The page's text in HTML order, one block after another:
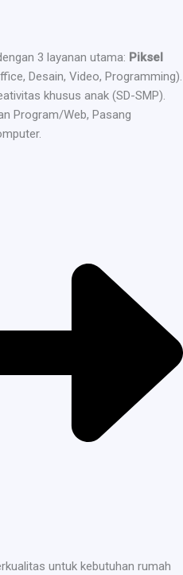
3 layanan utama: Piksel
Desain, Video, Programming).
khusus anak (SD-SMP).
Program/Web, Pasang
untuk kebutuhan rumah